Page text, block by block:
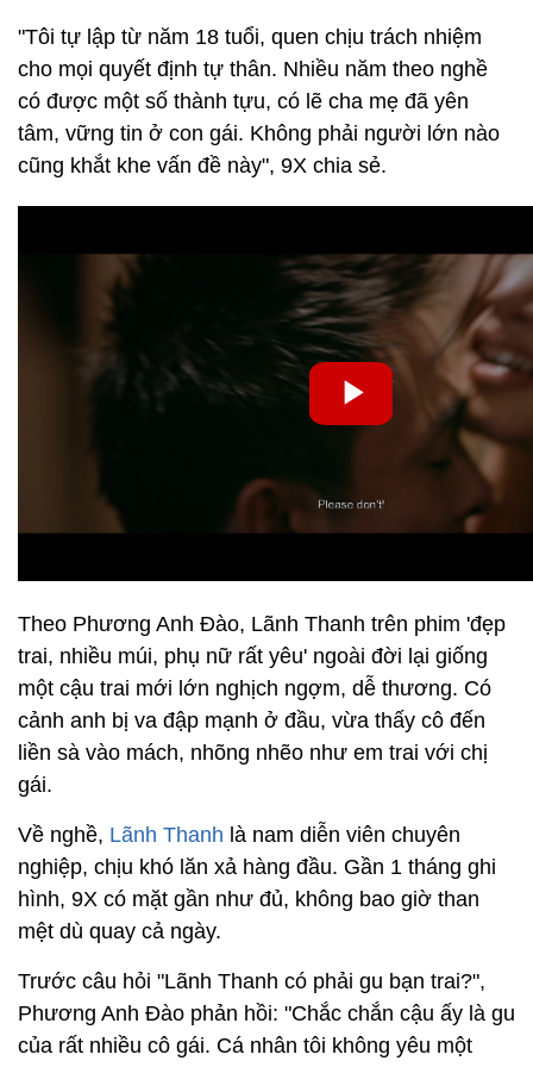
"Tôi tự lập từ năm 18 tuổi, quen chịu trách nhiệm
cho mọi quyết định tự thân. Nhiều năm theo nghề
có được một số thành tựu, có lẽ cha mẹ đã yên
tâm, vững tin ở con gái. Không phải người lớn nào
cũng khắt khe vấn đề này", 9X chia sẻ.
Theo Phương Anh Đào, Lãnh Thanh trên phim 'đẹp
trai, nhiều múi, phụ nữ rất yêu' ngoài đời lại giống
một cậu trai mới lớn nghịch ngợm, dễ thương. Có
cảnh anh bị va đập mạnh ở đầu, vừa thấy cô đến
liền sà vào mách, nhõng nhẽo như em trai với chị
gái.
Về nghề, Lãnh Thanh là nam diễn viên chuyên
nghiệp, chịu khó lăn xả hàng đầu. Gần 1 tháng ghi
hình, 9X có mặt gần như đủ, không bao giờ than
mệt dù quay cả ngày.
Trước câu hỏi "Lãnh Thanh có phải gu bạn trai?",
Phương Anh Đào phản hồi: "Chắc chắn cậu ấy là gu
của rất nhiều cô gái. Cá nhân tôi không yêu một